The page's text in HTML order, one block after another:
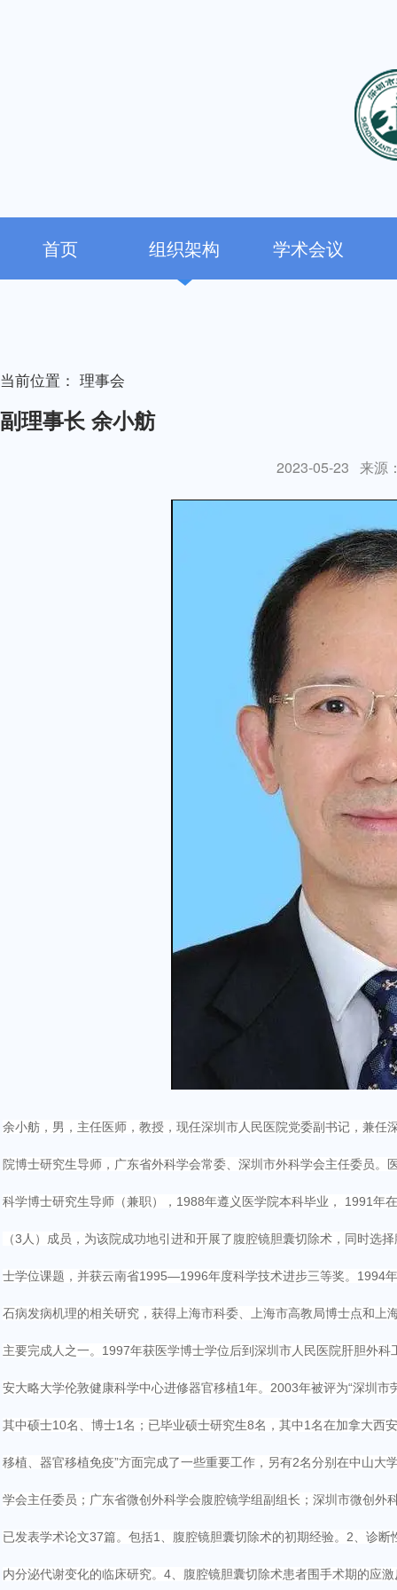
首页 组织架构 学术会议
当前位置： 理事会
副理事长 余小舫
2023-05-23 来源
余小舫，男，主任医师，教授，现任深圳市人民医院党委副书记，兼
院博士研究生导师，广东省外科学会常委、深圳市外科学会主任委员
科学博士研究生导师（兼职），1988年遵义医学院本科毕业， 1991年
（3人）成员，为该院成功地引进和开展了腹腔镜胆囊切除术，同时选
士学位课题，并获云南省1995—1996年度科学技术进步三等奖。1994
石病发病机理的相关研究，获得上海市科委、上海市高教局博士点和
主要完成人之一。1997年获医学博士学位后到深圳市人民医院肝胆外
安大略大学伦敦健康科学中心进修器官移植1年。2003年被评为“深圳
其中硕士10名、博士1名；已毕业硕士研究生8名，其中1名在加拿大西
移植、器官移植免疫”方面完成了一些重要工作，另有2名分别在中山
学会主任委员；广东省微创外科学会腹腔镜学组副组长；深圳市微创
已发表学术论文37篇。包括1、腹腔镜胆囊切除术的初期经验。2、诊
内分泌代谢变化的临床研究。4、腹腔镜胆囊切除术患者围手术期的应